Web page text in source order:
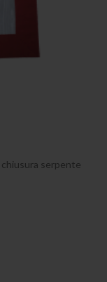
chiusura serpente